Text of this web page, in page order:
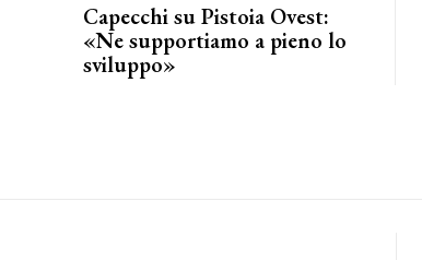
Capecchi su Pistoia Ovest:
«Ne supportiamo a pieno lo
sviluppo»